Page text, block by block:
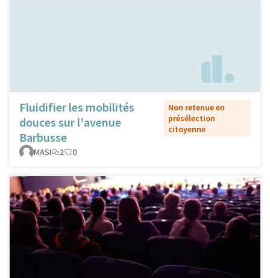
Fluidifier les mobilités
douces sur l'avenue
Barbusse
Non retenue en
présélection
citoyenne
MASI 2 0